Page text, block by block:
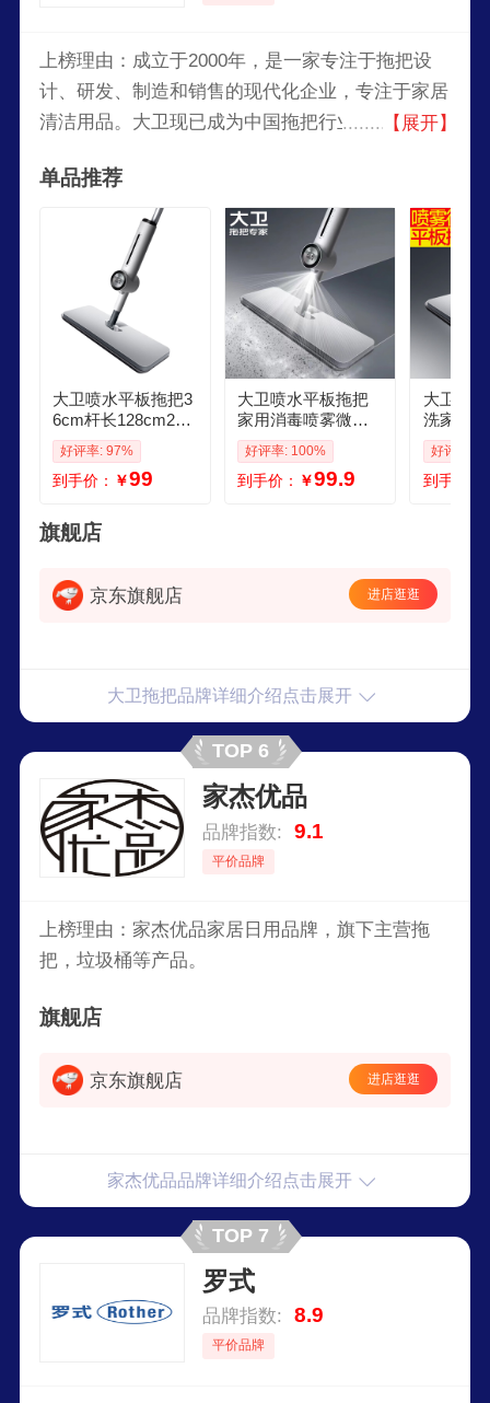
上榜理由：成立于2000年，是一家专注于拖把设
计、研发、制造和销售的现代化企业，专注于家居
清洁用品。大卫现已成为中国拖把行业的领跑者，
外发明、实用新型、外观专利技术，与国内大型商
超和和家居卖场达成深度合作，产品远销全球50多
个国家地区。
【展开】
单品推荐
大卫喷水平板拖把3
6cm杆长128cm2布
A9微湿喷雾清洁养
护一次搞定
好评率: 97%
到手价： ￥99
大卫喷水平板拖把
家用消毒喷雾微湿
洒水懒人一拖净墩
布拖布拖地带刮刀
喷水平板拖把喷雾A
好评率: 100%
到手价： ￥99.9
大卫喷
洗家用
板懒人
好评率:
到手价：
旗舰店
京东旗舰店 进店逛逛
大卫拖把品牌详细介绍点击展开
TOP 6
家杰优品
品牌指数: 9.1
平价品牌
上榜理由：家杰优品家居日用品牌，旗下主营拖
把，垃圾桶等产品。
旗舰店
京东旗舰店 进店逛逛
家杰优品品牌详细介绍点击展开
TOP 7
罗式
品牌指数: 8.9
平价品牌